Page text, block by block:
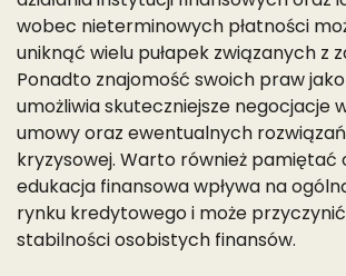
wobec nieterminowych płatności
uniknąć wielu pułapek związanych z
Ponadto znajomość swoich praw
umożliwia skuteczniejsze negocjacje
umowy oraz ewentualnych
kryzysowej. Warto również pamiętać
edukacja finansowa wpływa na
rynku kredytowego i może
stabilności osobistych finansów.